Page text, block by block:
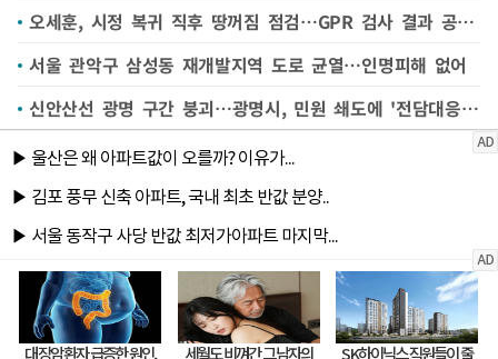
오세훈, 시정 복귀 직후 땅꺼짐 점검…GPR 검사 결과 공개한다
서울 관악구 삼성동 재개발지역 도로 균열…인명피해 없어
신안산선 광명 구간 붕괴…광명시, 민원 쇄도에 '전담대응TF'